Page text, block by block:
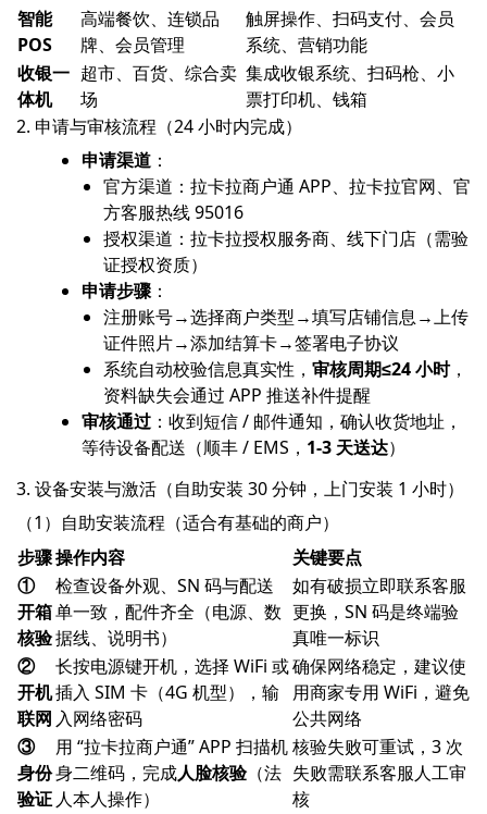
智能
POS
高端餐饮、连锁品
牌、会员管理
触屏操作、扫码支付、会员
系统、营销功能
收银一
体机
超市、百货、综合卖
场
集成收银系统、扫码枪、小
票打印机、钱箱
2. 申请与审核流程（24 小时内完成）
申请渠道 ：
官方渠道：拉卡拉商户通 APP、拉卡拉官网、官
方客服热线 95016
授权渠道：拉卡拉授权服务商、线下门店（需验
证授权资质）
申请步骤：
注册账号→选择商户类型→填写店铺信息→上传
证件照片→添加结算卡→签署电子协议
系统自动校验信息真实性， 审核周期≤24 小时，
资料缺失会通过 APP 推送补件提醒
审核通过 ：收到短信 / 邮件通知，确认收货地址，
等待设备配送（顺丰 / EMS， 1-3 天送达）
3. 设备安装与激活（自助安装 30 分钟，上门安装 1 小时）
（1）自助安装流程（适合有基础的商户）
步骤操作内容
关键要点
①
开箱
核验
检查设备外观、SN 码与配送
单一致，配件齐全（电源、数
据线、说明书）
如有破损立即联系客服
更换，SN 码是终端验
真唯一标识
②
开机
联网
长按电源键开机，选择 WiFi 或
插入 SIM 卡（4G 机型），输
入网络密码
确保网络稳定，建议使
用商家专用 WiFi，避免
公共网络
③
身份
验证
用 “拉卡拉商户通” APP 扫描机
身二维码，完成人脸核验（法
人本人操作）
核验失败可重试，3 次
失败需联系客服人工审
核